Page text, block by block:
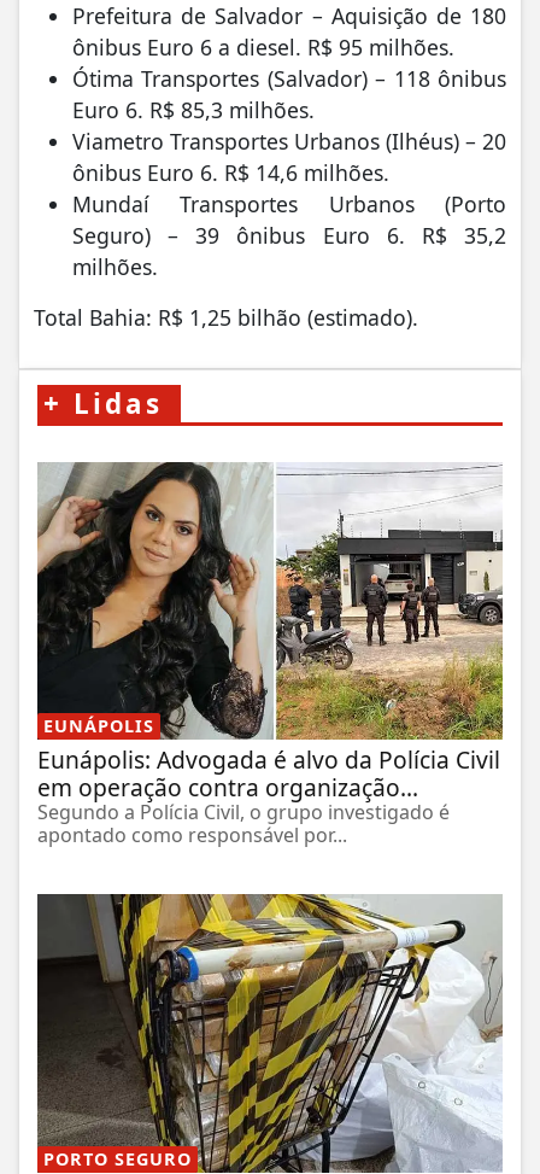
Prefeitura de Salvador – Aquisição de 180
ônibus Euro 6 a diesel. R$ 95 milhões.
Ótima Transportes (Salvador) – 118 ônibus
Euro 6. R$ 85,3 milhões.
Viametro Transportes Urbanos (Ilhéus) – 20
ônibus Euro 6. R$ 14,6 milhões.
Mundaí Transportes Urbanos (Porto
Seguro) – 39 ônibus Euro 6. R$ 35,2
milhões.
Total Bahia: R$ 1,25 bilhão (estimado).
+ Lidas
EUNÁPOLIS
Eunápolis: Advogada é alvo da Polícia Civil
em operação contra organização...
Segundo a Polícia Civil, o grupo investigado é
apontado como responsável por...
PORTO SEGURO